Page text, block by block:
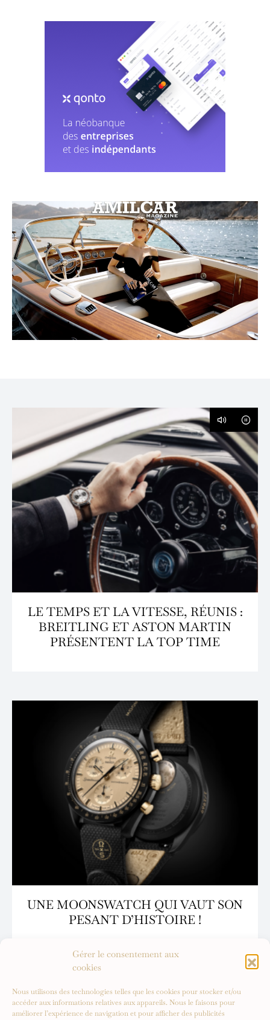
Gérer le consentement aux
cookies
Nous utilisons des technologies telles que les cookies pour stocker et/ou
accéder aux informations relatives aux appareils. Nous le faisons pour
améliorer l’expérience de navigation et pour afficher des publicités
LE TEMPS ET LA VITESSE, RÉUNIS :
BREITLING ET ASTON MARTIN
PRÉSENTENT LA TOP TIME
UNE MOONSWATCH QUI VAUT SON
PESANT D’HISTOIRE !